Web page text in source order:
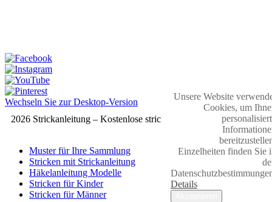
Wechseln Sie zur Desktop-Version
2026 Strickanleitung – Kostenlose strickmuster
Muster für Ihre Sammlung
Stricken mit Strickanleitung
Häkelanleitung Modelle
Stricken für Kinder
Stricken für Männer
Unsere Website
Cookies, um
Einzelheiten finden Sie
Details